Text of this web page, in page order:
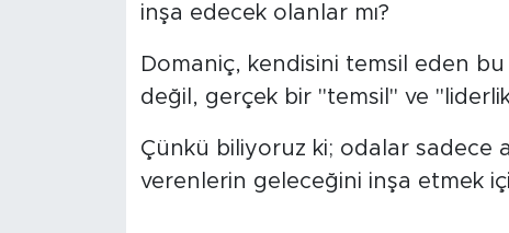
inşa edecek olanlar mı?
Domaniç, kendisini temsil eden
değil, gerçek bir "temsil" ve
Çünkü biliyoruz ki; odalar sadece
verenlerin geleceğini inşa etmek